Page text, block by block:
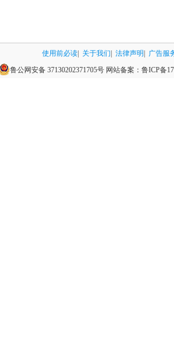
使用前必读 关于我们 法律声明
广告服
鲁公网安备 37130202371705号网站备案： 鲁ICP备